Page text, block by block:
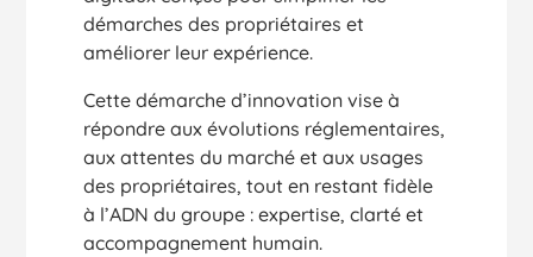
démarches des propriétaires et
améliorer leur expérience.
Cette démarche d’innovation vise à
répondre aux évolutions réglementaires,
aux attentes du marché et aux usages
des propriétaires, tout en restant fidèle
à l’ADN du groupe : expertise, clarté et
accompagnement humain.